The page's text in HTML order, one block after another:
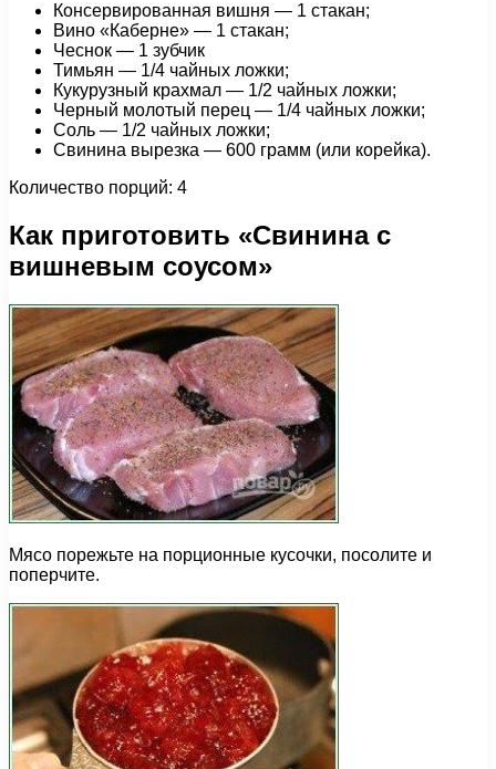
Консервированная вишня — 1 стакан;
Вино «Каберне» — 1 стакан;
Чеснок — 1 зубчик
Тимьян — 1/4 чайных ложки;
Кукурузный крахмал — 1/2 чайных ложки;
Черный молотый перец — 1/4 чайных ложки;
Соль — 1/2 чайных ложки;
Свинина вырезка — 600 грамм (или корейка).
Количество порций: 4
Как приготовить «Свинина с
вишневым соусом»
Мясо порежьте на порционные кусочки, посолите и
поперчите.